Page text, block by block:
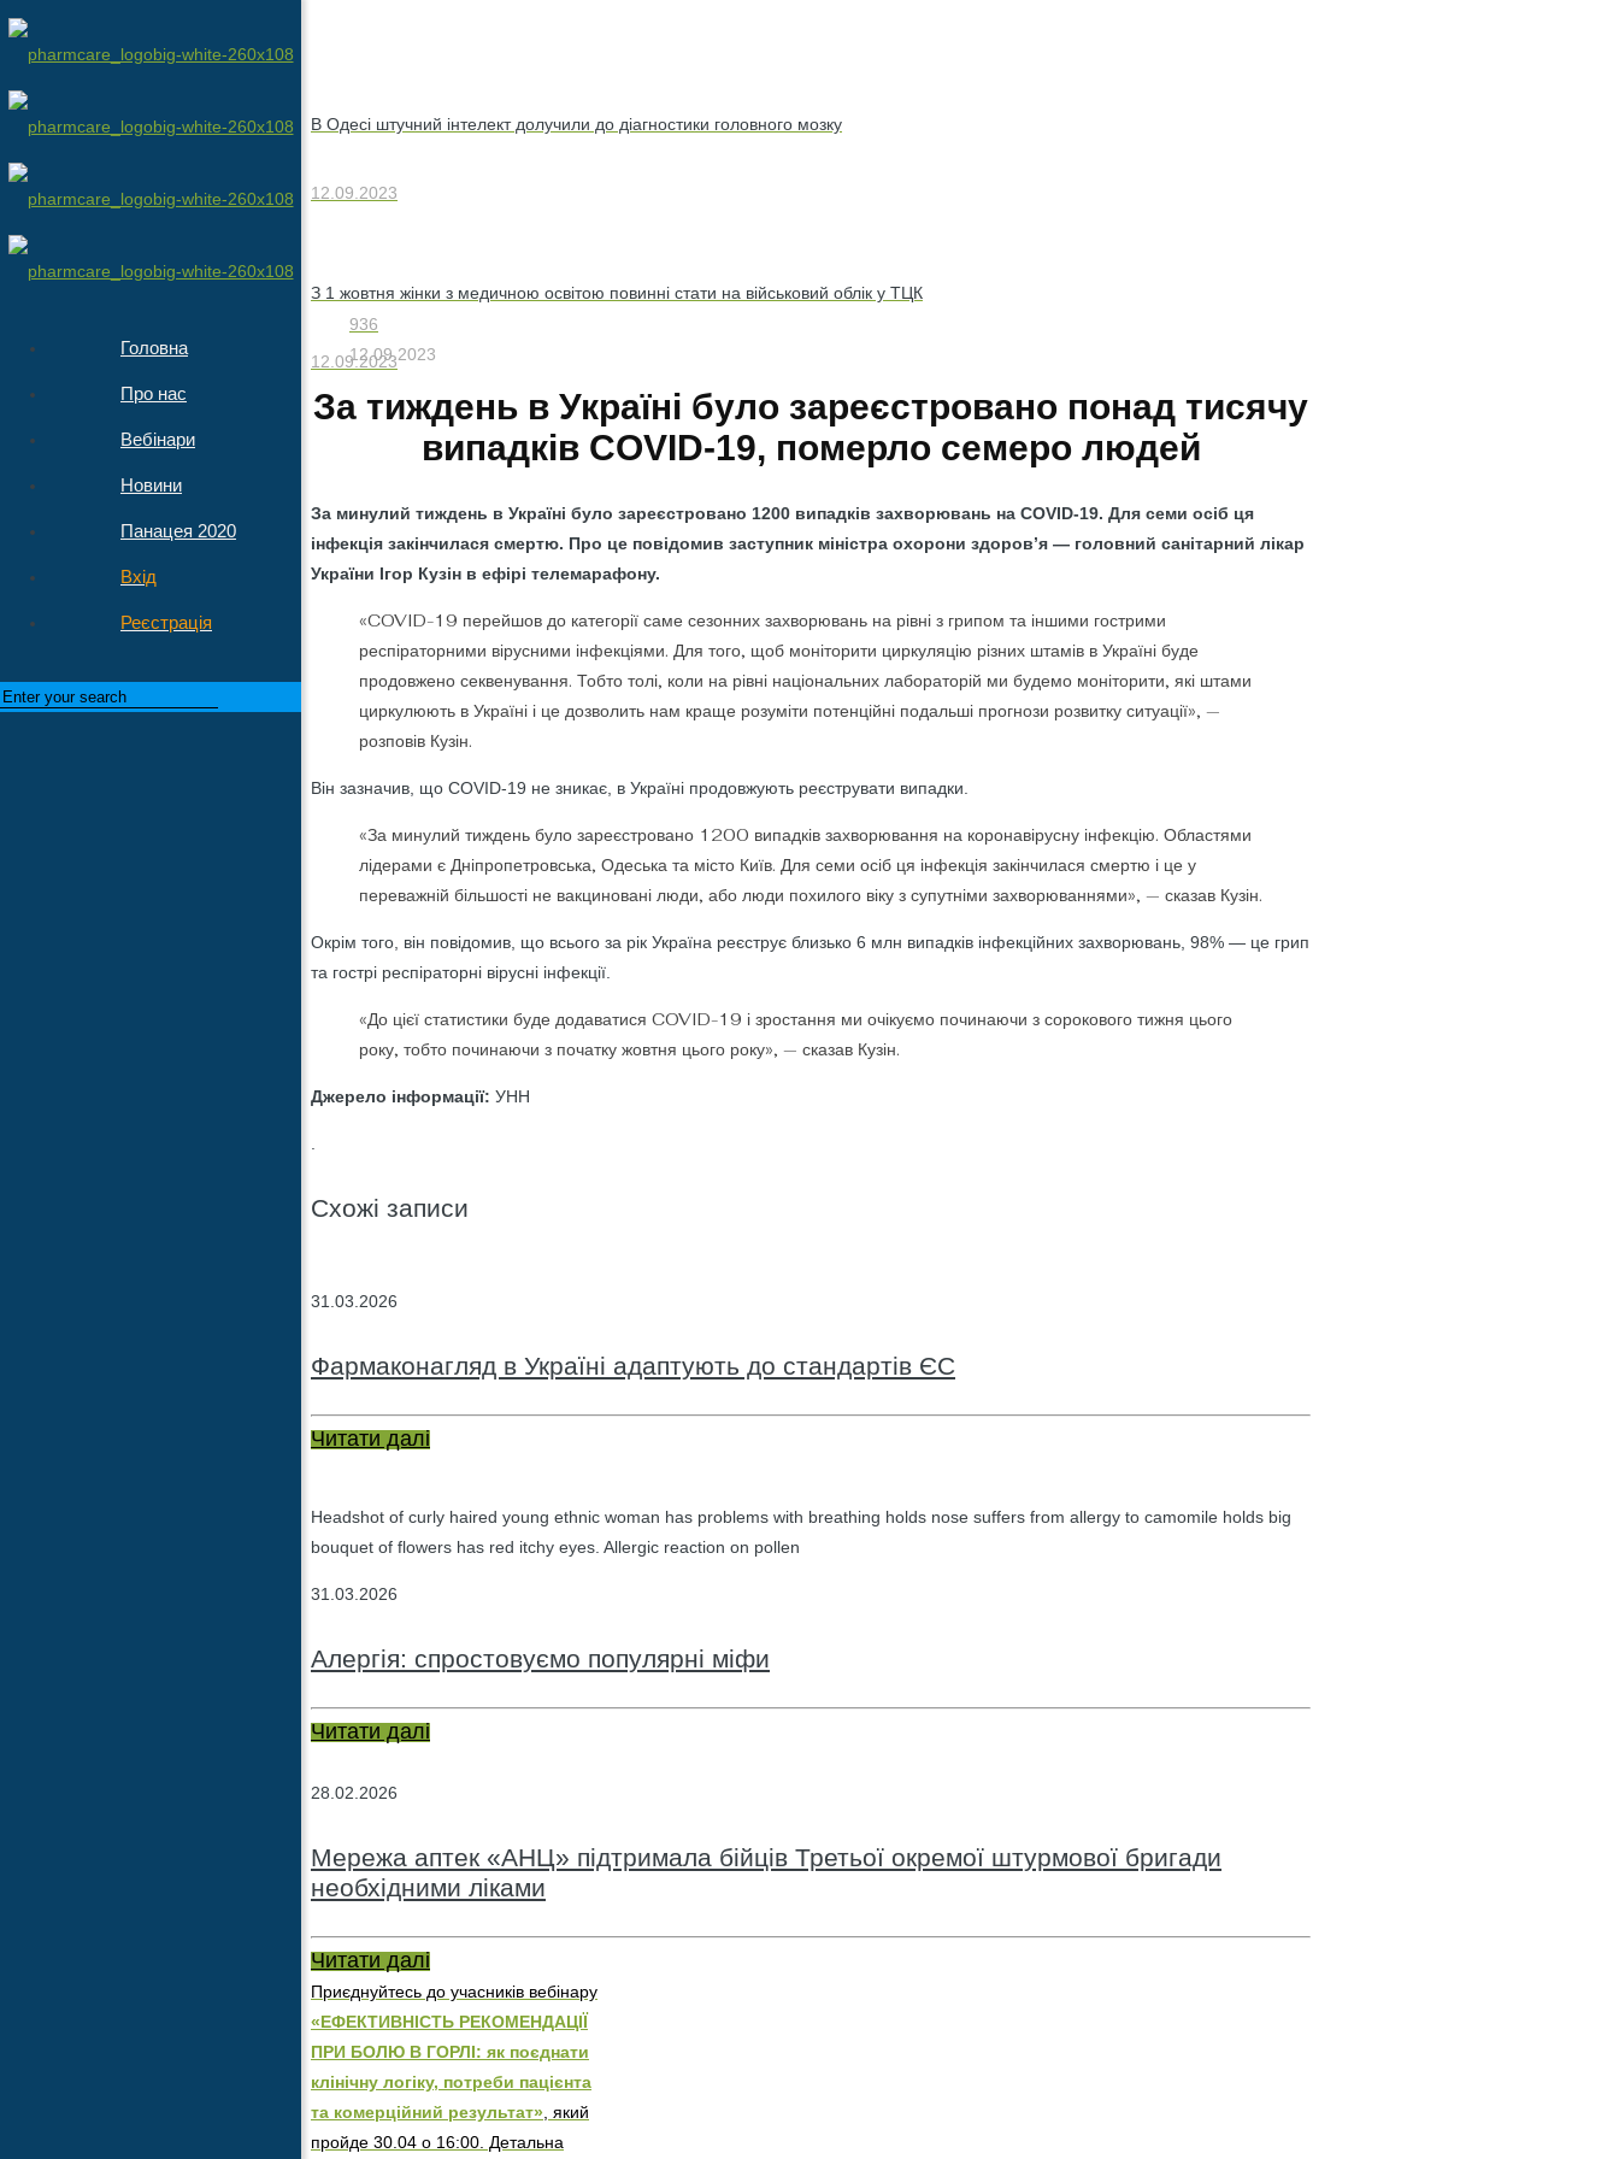
Головна
Про нас
Вебінари
Новини
Панацея 2020
Вхід
Реєстрація
В Одесі штучний інтелект долучили до діагностики головного мозку
12.09.2023
З 1 жовтня жінки з медичною освітою повинні стати на військовий облік у ТЦК
12.09.2023
936
12.09.2023
За тиждень в Україні було зареєстровано понад тисячу
випадків COVID-19, померло семеро людей
За минулий тиждень в Україні було зареєстровано 1200 випадків захворювань на COVID-19. Для семи осіб ця
інфекція закінчилася смертю. Про це повідомив заступник міністра охорони здоров’я — головний санітарний лікар
України Ігор Кузін в ефірі телемарафону.
«COVID-19 перейшов до категорії саме сезонних захворювань на рівні з грипом та іншими гострими
респіраторними вірусними інфекціями. Для того, щоб моніторити циркуляцію різних штамів в Україні буде
продовжено секвенування. Тобто толі, коли на рівні національних лабораторій ми будемо моніторити, які штами
циркулюють в Україні і це дозволить нам краще розуміти потенційні подальші прогнози розвитку ситуації», —
розповів Кузін.
Він зазначив, що COVID-19 не зникає, в Україні продовжують реєструвати випадки.
«За минулий тиждень було зареєстровано 1200 випадків захворювання на коронавірусну інфекцію. Областями
лідерами є Дніпропетровська, Одеська та місто Київ. Для семи осіб ця інфекція закінчилася смертю і це у
переважній більшості не вакциновані люди, або люди похилого віку з супутніми захворюваннями», — сказав Кузін.
Окрім того, він повідомив, що всього за рік Україна реєструє близько 6 млн випадків інфекційних захворювань, 98% — це грип
та гострі респіраторні вірусні інфекції.
«До цієї статистики буде додаватися COVID-19 і зростання ми очікуємо починаючи з сорокового тижня цього
року, тобто починаючи з початку жовтня цього року», — сказав Кузін.
Джерело інформації: УНН
.
Схожі записи
31.03.2026
Фармаконагляд в Україні адаптують до стандартів ЄС
Читати далі
Headshot of curly haired young ethnic woman has problems with breathing holds nose suffers from allergy to camomile holds big
bouquet of flowers has red itchy eyes. Allergic reaction on pollen
31.03.2026
Алергія: спростовуємо популярні міфи
Читати далі
28.02.2026
Мережа аптек «АНЦ» підтримала бійців Третьої окремої штурмової бригади
необхідними ліками
Читати далі
Приєднуйтесь до учасників вебінару
«ЕФЕКТИВНІСТЬ РЕКОМЕНДАЦІЇ
ПРИ БОЛЮ В ГОРЛІ: як поєднати
клінічну логіку, потреби пацієнта
та комерційний результат» , який
пройде 30.04 о 16:00. Детальна